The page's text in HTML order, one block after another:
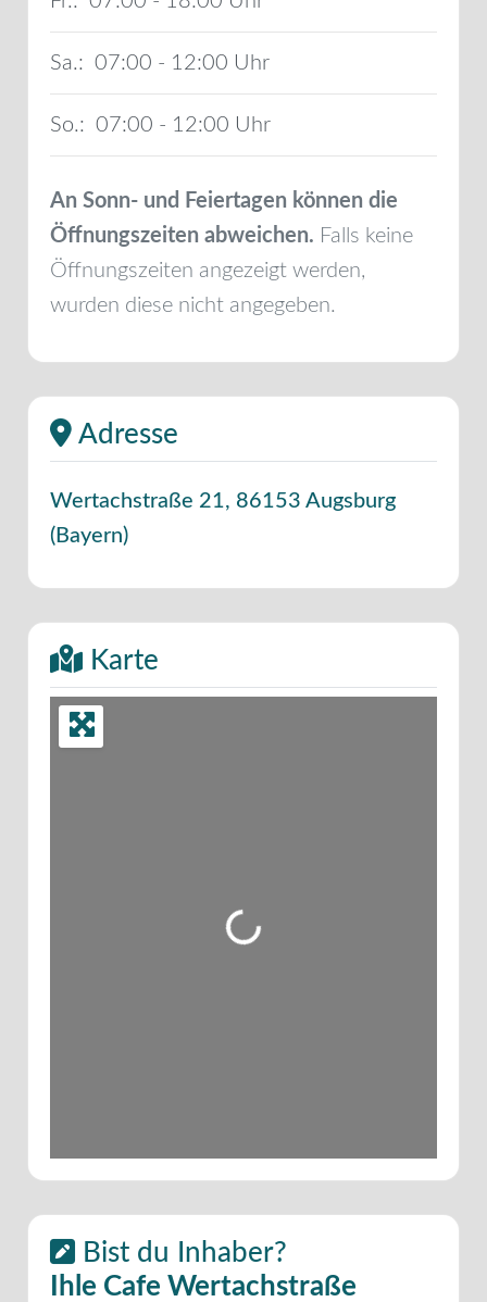
Sa.: 07:00 - 12:00
So.: 07:00 - 12:00
An Sonn- und Feiertagen können die
Öffnungszeiten abweichen. Falls keine
Öffnungszeiten angezeigt werden,
wurden diese nicht angegeben.
Adresse
Wertachstraße 21, 86153 Augsburg
(Bayern)
Karte
Wird geladen …
Bist du Inhaber?
Ihle Cafe Wertachstraße